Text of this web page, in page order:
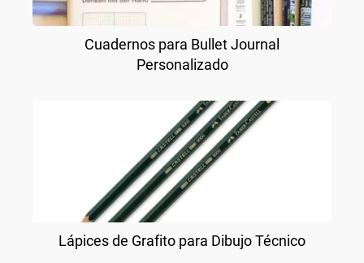
Cuadernos para Bullet Journal
Personalizado
Lápices de Grafito para Dibujo Técnico